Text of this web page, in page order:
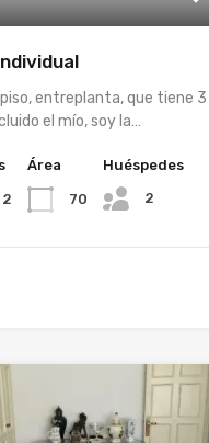
entreplanta, que tiene 3
el mío, soy la…
2
Área
70
Huéspedes
2